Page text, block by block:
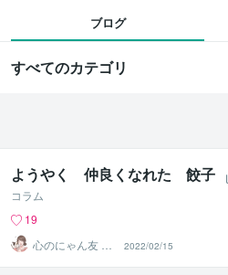
ブログ
すべてのカテゴリ
ようやく 仲良くなれた 餃子
コラム
19
心のにゃん友 ゆ
かこ【うつ・復
縁相談】
2022/02/15